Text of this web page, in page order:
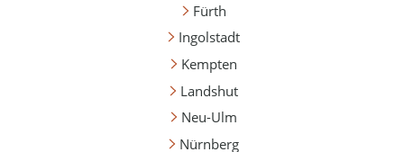
Fürth
Ingolstadt
Kempten
Landshut
Neu-Ulm
Nürnberg